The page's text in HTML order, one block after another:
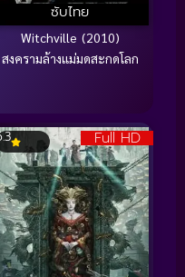
ซับไทย
Witchville (2010)
สงครามล้างแม่มดสะกดโลก
Full HD